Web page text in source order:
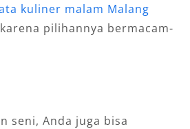
kuliner malam Malang
pilihannya bermacam-
seni, Anda juga bisa